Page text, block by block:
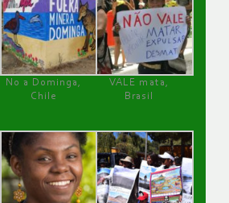
No a Dominga,
Chile
VALE mata,
Brasil